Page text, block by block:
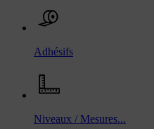
Adhésifs
Niveaux / Mesures...